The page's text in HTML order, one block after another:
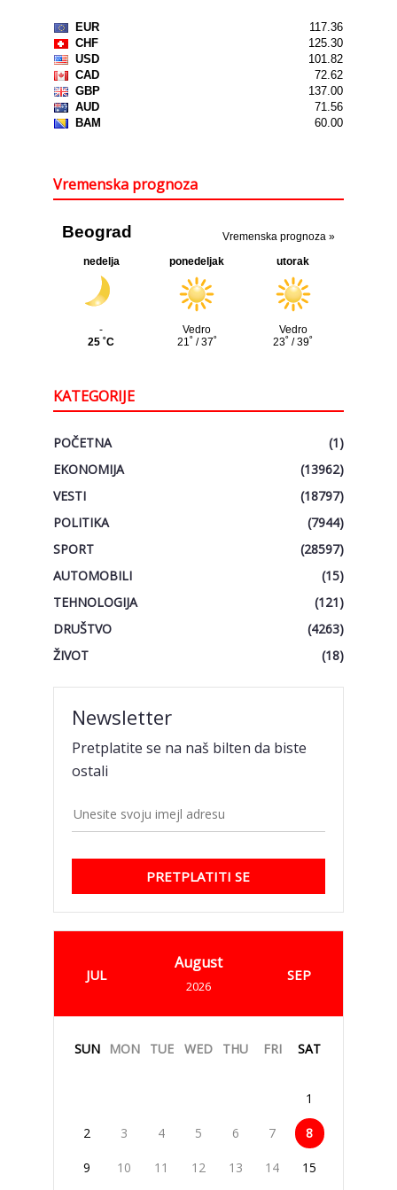
Vremenska prognoza
KATEGORIJE
POČETNA
(1)
EKONOMIJA
(13962)
VESTI
(18797)
POLITIKA
(7944)
SPORT
(28597)
AUTOMOBILI
(15)
TEHNOLOGIJA
(121)
DRUŠTVO
(4263)
ŽIVOT
(18)
Newsletter
Pretplatite se na naš bilten da biste
ostali
PRETPLATITI SE
JUL
August
2026
SEP
SUN MON TUE WED THU FRI SAT
1
2 3 4 5 6 7 8
9 10 11 12 13 14 15